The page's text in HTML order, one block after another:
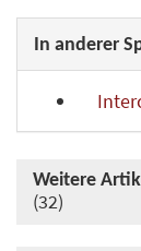
In anderer
Weitere
(32)